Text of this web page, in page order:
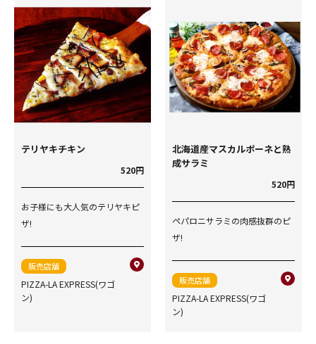
テリヤキチキン
520円
お子様にも大人気のテリヤキピ
ザ!
販売店舗
PIZZA-LA EXPRESS(ワゴ
ン)
北海道産マスカルポーネと熟
成サラミ
520円
ペパロニサラミの肉感抜群のピ
ザ!
販売店舗
PIZZA-LA EXPRESS(ワゴ
ン)